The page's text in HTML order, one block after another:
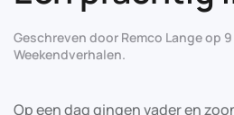
Geschreven door Remco Langeop
Weekendverhalen.
Op een dag gingen vader en